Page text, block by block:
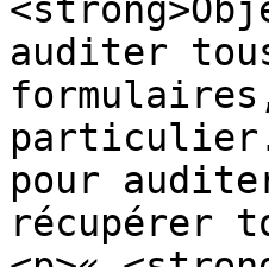
auditer
pour
récupérer